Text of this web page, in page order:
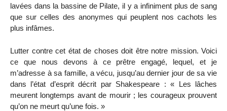
lavées dans la bassine de Pilate, il y a infiniment plus de sang
que sur celles des anonymes qui peuplent nos cachots les
plus infâmes.
Lutter contre cet état de choses doit être notre mission. Voici
ce que nous devons à ce prêtre engagé, lequel, et je
m’adresse à sa famille, a vécu, jusqu’au dernier jour de sa vie
dans l’état d’esprit décrit par Shakespeare : « Les lâches
meurent longtemps avant de mourir ; les courageux prouvent
qu’on ne meurt qu’une fois. »